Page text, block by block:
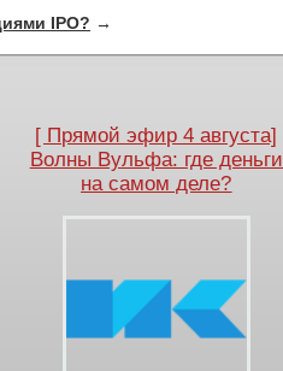
IPO? →
[ Прямой эфир 4 августа]
Волны Вульфа: где деньги
на самом деле?